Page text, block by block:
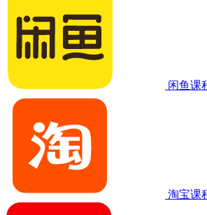
闲鱼课
淘宝课